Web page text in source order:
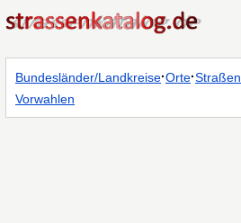
Bundesländer/Landkreise·Orte·Straßen
Vorwahlen